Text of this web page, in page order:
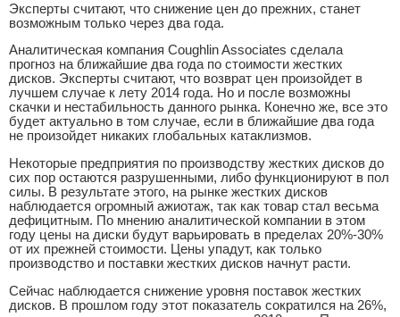
Эксперты считают, что снижение цен до прежних, станет
возможным только через два года.
Аналитическая компания Coughlin Associates сделала
прогноз на ближайшие два года по стоимости жестких
дисков. Эксперты считают, что возврат цен произойдет в
лучшем случае к лету 2014 года. Но и после возможны
скачки и нестабильность данного рынка. Конечно же, все это
будет актуально в том случае, если в ближайшие два года
не произойдет никаких глобальных катаклизмов.
Некоторые предприятия по производству жестких дисков до
сих пор остаются разрушенными, либо функционируют в пол
силы. В результате этого, на рынке жестких дисков
наблюдается огромный ажиотаж, так как товар стал весьма
дефицитным. По мнению аналитической компании в этом
году цены на диски будут варьировать в пределах 20%-30%
от их прежней стоимости. Цены упадут, как только
производство и поставки жестких дисков начнут расти.
Сейчас наблюдается снижение уровня поставок жестких
дисков. В прошлом году этот показатель сократился на 26%,